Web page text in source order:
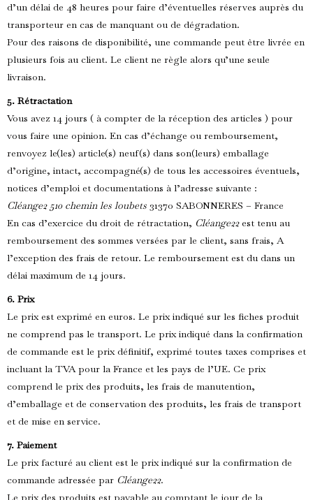
d’un délai de 48 heures pour faire d’éventuelles réserves auprès du
transporteur en cas de manquant ou de dégradation.
Pour des raisons de disponibilité, une commande peut être livrée en
plusieurs fois au client. Le client ne règle alors qu’une seule
livraison.
5. Rétractation
Vous avez 14 jours ( à compter de la réception des articles ) pour
vous faire une opinion. En cas d’échange ou remboursement,
renvoyez le(les) article(s) neuf(s) dans son(leurs) emballage
d’origine, intact, accompagné(s) de tous les accessoires éventuels,
notices d’emploi et documentations à l’adresse suivante :
Cléange2 510 chemin les loubets 31370 SABONNERES – France
En cas d’exercice du droit de rétractation, Cléange22est tenu au
remboursement des sommes versées par le client, sans frais, A
l’exception des frais de retour. Le remboursement est du dans un
délai maximum de 14 jours.
6. Prix
Le prix est exprimé en euros. Le prix indiqué sur les fiches produit
ne comprend pas le transport. Le prix indiqué dans la confirmation
de commande est le prix définitif, exprimé toutes taxes comprises et
incluant la TVA pour la France et les pays de l’UE. Ce prix
comprend le prix des produits, les frais de manutention,
d’emballage et de conservation des produits, les frais de transport
et de mise en service.
7. Paiement
Le prix facturé au client est le prix indiqué sur la confirmation de
commande adressée par Cléange22.
Le prix des produits est payable au comptant le jour de la